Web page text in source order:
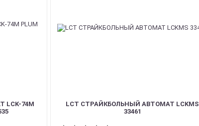
74M
LCT СТРАЙКБОЛЬНЫЙ АВТОМАТ LCKMS
33461